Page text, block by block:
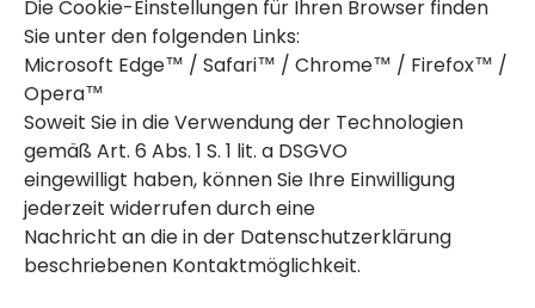
Die Cookie-Einstellungen für Ihren Browser finden
Sie unter den folgenden Links:
Microsoft Edge™ / Safari™ / Chrome™ / Firefox™ /
Opera™
Soweit Sie in die Verwendung der Technologien
gemäß Art. 6 Abs. 1 S. 1 lit. a DSGVO
eingewilligt haben, können Sie Ihre Einwilligung
jederzeit widerrufen durch eine
Nachricht an die in der Datenschutzerklärung
beschriebenen Kontaktmöglichkeit.